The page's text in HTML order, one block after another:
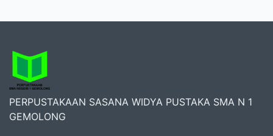
PERPUSTAKAAN SASANA WIDYA PUSTAKA SMA N 1
GEMOLONG